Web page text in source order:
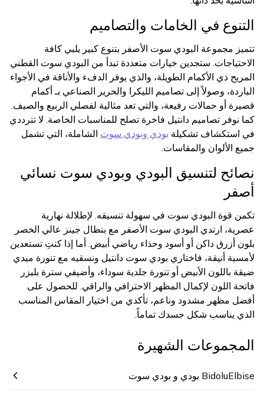
التنوع في الخامات والتصاميم
تتميز مجموعة البودي سوت الأصفر بتنوع كبير يلبي كافة
الاحتياجات. ستجدين خيارات متعددة تبدأ من البودي سوت القطني
المريح ذي الأكمام الطويلة، والذي يوفر الدفء والأناقة في الأجواء
الباردة، وصولاً إلى تصاميم الليكرا والحرير الصناعي بـ أكمام
قصيرة أو حمالات رفيعة، والتي تعد مثالية لفصلي الربيع والصيف.
كما نوفر تصاميم دانتيل فاخرة تصلح للمناسبات الخاصة. لا تترددي
في استكشاف تشكيلة بودي وبودي سوت الشاملة، التي تشمل
جميع الألوان والمقاسات.
نصائح لتنسيق البودي وبودي سوت نسائي
أصفر
تكمن قوة البودي سوت في سهولة تنسيقه. لإطلالة نهارية
عصرية، ارتدي البودي سوت الأصفر مع بنطال جينز عالي الخصر
بلون أزرق داكن أو أسود وحذاء رياضي أبيض. أما إذا كنتِ تستعدين
لأمسية أنيقة، فاختاري بودي سوت دانتيل ونسقيه مع تنورة ميدي
ضيقة باللون الأبيض أو تنورة جلدية سوداء، وأضيفي سترة بليزر
فاتحة اللون لإكمال المظهر الاحترافي والراقي. للحصول على
أفضل مظهر مشدود وناعم، تأكدي من اختيار المقاس المناسب
الذي يناسب شكل جسدك تماماً.
المجموعات الشهيرة
BidoluElbise بودي و بودي سوت